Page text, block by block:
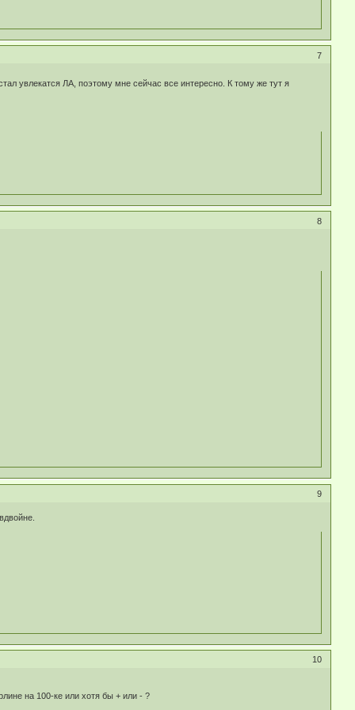
7
увлекатся ЛА, поэтому мне сейчас все интересно. К тому же тут я
8
9
10
на 100-ке или хотя бы + или - ?